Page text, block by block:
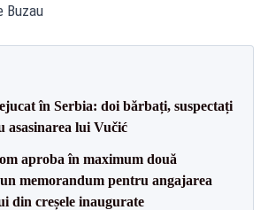
Buzau
în Serbia: doi bărbați, suspectați
asasinarea lui Vučić
aproba în maximum două
memorandum pentru angajarea
din creșele inaugurate